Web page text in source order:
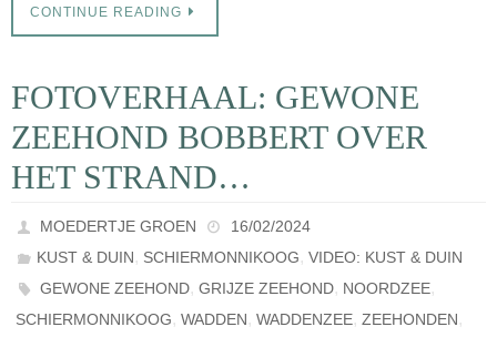
CONTINUE READING
FOTOVERHAAL: GEWONE
ZEEHOND BOBBERT OVER
HET STRAND…
MOEDERTJE GROEN
16/02/2024
KUST & DUIN, SCHIERMONNIKOOG,VIDEO: KUST & DUIN
GEWONE ZEEHOND,GRIJZE ZEEHOND, NOORDZEE,
SCHIERMONNIKOOG, WADDEN, WADDENZEE, ZEEHONDEN,